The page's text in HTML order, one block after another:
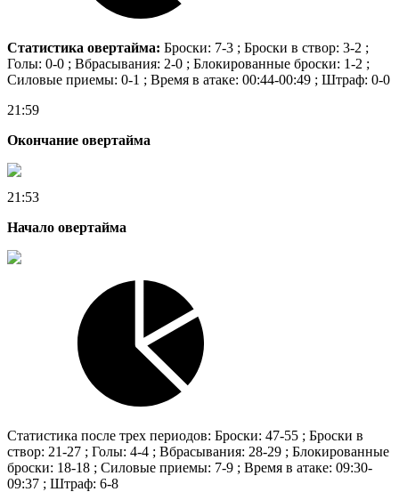
Статистика овертайма: Броски: 7-3 ; Броски в створ: 3-2 ;
Голы: 0-0 ; Вбрасывания: 2-0 ; Блокированные броски: 1-2 ;
Силовые приемы: 0-1 ; Время в атаке: 00:44-00:49 ; Штраф: 0-0
21:59
Окончание овертайма
21:53
Начало овертайма
Статистика после трех периодов: Броски: 47-55 ; Броски в
створ: 21-27 ; Голы: 4-4 ; Вбрасывания: 28-29 ; Блокированные
броски: 18-18 ; Силовые приемы: 7-9 ; Время в атаке: 09:30-
09:37 ; Штраф: 6-8